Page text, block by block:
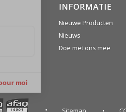
INFORMATIE
Nieuwe Producten
Nieuws
Doe met ons mee